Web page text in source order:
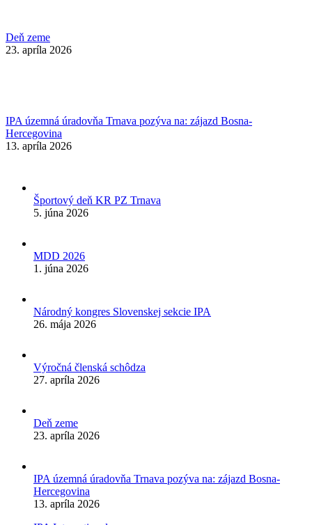
Deň zeme
23. apríla 2026
IPA územná úradovňa Trnava pozýva na: zájazd Bosna-
Hercegovina
13. apríla 2026
Športový deň KR PZ Trnava
5. júna 2026
MDD 2026
1. júna 2026
Národný kongres Slovenskej sekcie IPA
26. mája 2026
Výročná členská schôdza
27. apríla 2026
Deň zeme
23. apríla 2026
IPA územná úradovňa Trnava pozýva na: zájazd Bosna-
Hercegovina
13. apríla 2026